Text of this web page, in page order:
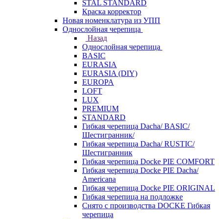
STAL STANDARD
Краска корректор
Новая номенклатура из УПП
Однослойная черепица
Назад
Однослойная черепица
BASIC
EURASIA
EURASIA (DIY)
EUROPA
LOFT
LUX
PREMIUM
STANDARD
Гибкая черепица Dacha/ BASIC/
Шестигранник/
Гибкая черепица Dacha/ RUSTIC/
Шестигранник
Гибкая черепица Docke PIE COMFORT
Гибкая черепица Docke PIE Dacha/
Americana
Гибкая черепица Docke PIE ОRIGINАL
Гибкая черепица на подложке
Снято с производства DOCKE Гибкая
черепица